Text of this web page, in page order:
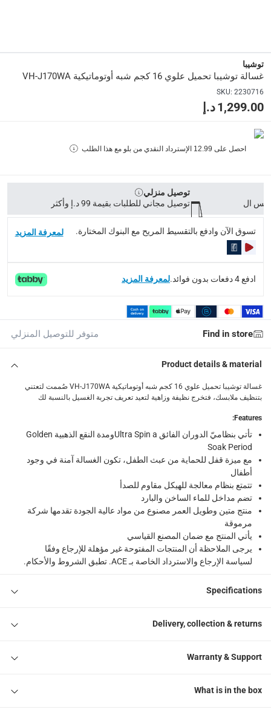
وزن الشاشة
43.5 كجم
رقم الموديل
:
220-240 فولت
Delivery & Returns
التوصيل المُتَتَبَّع: خلال 1 إلى 5 أيام عمل توصيل مجاني للطلبات
delivery times
توصيل
توصيل المنتجات مباشرة من المورّد: خلال 2 إلى 4 أيام عمل
collection
الاستلام من المتجر عبر خدمة “انقر واستلم” لمنتجات
إمكانية إرجاع المنتجات المؤهلة مجاناً خلال 30 يوماً.
Warranty & Support
سنة
What's in the Box
1 غسالة توشيبا تحميل علوي 16 كجم شبه أوتوماتيكية VH-J170WA
توشيبا
غسالة توشيبا تحميل علوي 16 كجم شبه أوتوماتيكية VH-J170WA
SKU: 2230716
1,299.00 د.إ
احصل على 12.99 الإسترداد النقدي من بلو مع هذا الطلب
توصيل منزلي
توصيل مجاني للطلبات بقيمة 99 د.إ وأكثر
تسوق الآن وادفع بالتقسيط المريح مع البنوك المختارة. لمعرفة المزيد
ادفع 4 دفعات بدون فوائد. لمعرفة المزيد
Find in store متوفر للتوصيل المنزلي
Product details & material
غسالة توشيبا تحميل علوي 16 كجم شبه أوتوماتيكية VH-J170WA صُممت لتعتني
بتنظيف ملابسك، فتخرج نظيفة وزاهية لتعيد تعريف تجربة الغسيل بالنسبة لك
Features
:
تأتي بنظاميّ الدوران الفائق Ultra Spin aومدة النقع الذهبية Golden
Soak Period
مع ميزة قفل للحماية من عبث الطفل، تكون الغسالة آمنة في وجود
أطفال
تتمتع بنظام معالجة للهيكل مقاوم للصدأ
تضم مداخل للماء الساخن والبارد
منتج متين وطويل العمر مصنوع من مواد عالية الجودة تقدمها شركة
مرموقة
يأتي المنتج مع ضمان المصنع القياسي
يرجى الملاحظة أن المنتجات المفتوحة غير مؤهلة للإرجاع وفقًا
لسياسة الإرجاع والاسترداد الخاصة بـ ACE. تطبق الشروط والأحكام.
Specifications
Delivery, collection & returns
Warranty & Support
What is in the box